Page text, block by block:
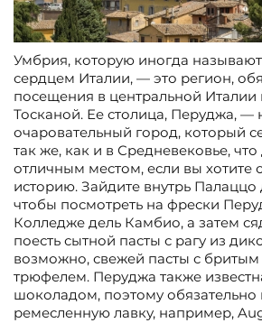
Умбрия, которую иногда
сердцем Италии, — это регион,
посещения в центральной
Тосканой. Ее столица, Перуджа, —
очаровательный город, который
так же, как и в Средневековье, что
отличным местом, если вы хотите
историю. Зайдите внутрь
чтобы посмотреть на фрески
Колледже дель Камбио, а затем
поесть сытной пасты с рагу из
возможно, свежей пасты с
трюфелем. Перуджа также
шоколадом, поэтому обязательно
ремесленную лавку, например,